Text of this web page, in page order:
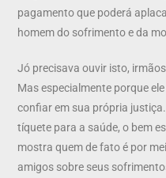
pagamento que poderá
homem do sofrimento e da
Jó precisava ouvir isto,
Mas especialmente porque
confiar em sua própria
tíquete para a saúde, o bem
mostra quem de fato é por
amigos sobre seus